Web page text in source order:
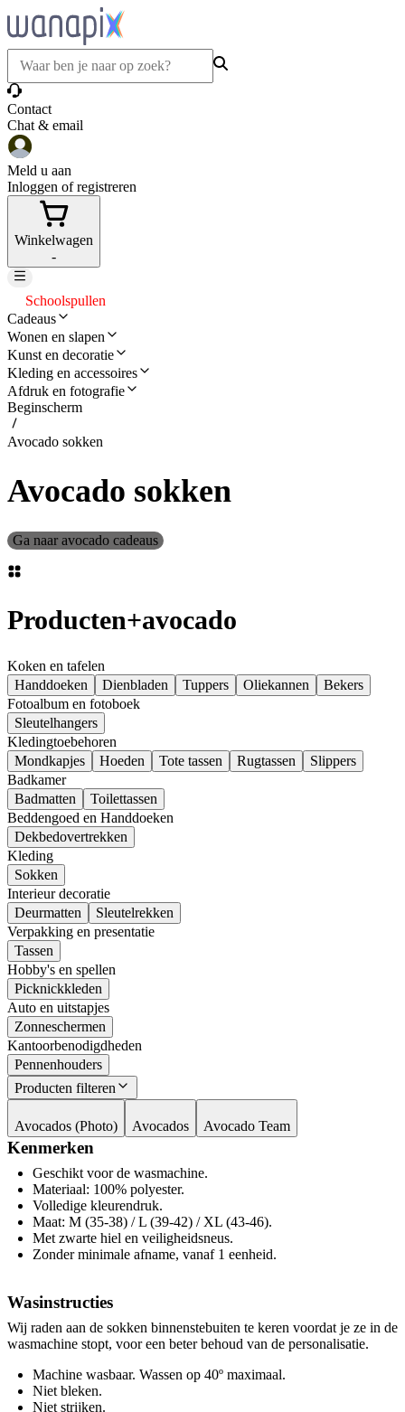
Contact
Chat & email
Meld u aan
Inloggen of registreren
Winkelwagen
-
Schoolspullen
Cadeaus
Wonen en slapen
Kunst en decoratie
Kleding en accessoires
Afdruk en fotografie
Beginscherm
Avocado sokken
Avocado sokken
Ga naar avocado cadeaus
Producten+avocado
Koken en tafelen
Handdoeken
Dienbladen Tuppers Oliekannen
Bekers
Fotoalbum en fotoboek
Sleutelhangers
Kledingtoebehoren
Mondkapjes
Hoeden Tote tassen Rugtassen
Slippers
Badkamer
Badmatten
Toilettassen
Beddengoed en Handdoeken
Dekbedovertrekken
Kleding
Sokken
Interieur decoratie
Deurmatten
Sleutelrekken
Verpakking en presentatie
Tassen
Hobby's en spellen
Picknickkleden
Auto en uitstapjes
Zonneschermen
Kantoorbenodigdheden
Pennenhouders
Producten filteren
Avocados (Photo) Avocados Avocado Team
Kenmerken
Geschikt voor de wasmachine.
Materiaal: 100% polyester.
Volledige kleurendruk.
Maat: M (35-38) / L (39-42) / XL (43-46).
Met zwarte hiel en veiligheidsneus.
Zonder minimale afname, vanaf 1 eenheid.
Wasinstructies
Wij raden aan de sokken binnenstebuiten te keren voordat je ze in de
wasmachine stopt, voor een beter behoud van de personalisatie.
Machine wasbaar. Wassen op 40º maximaal.
Niet bleken.
Niet strijken.